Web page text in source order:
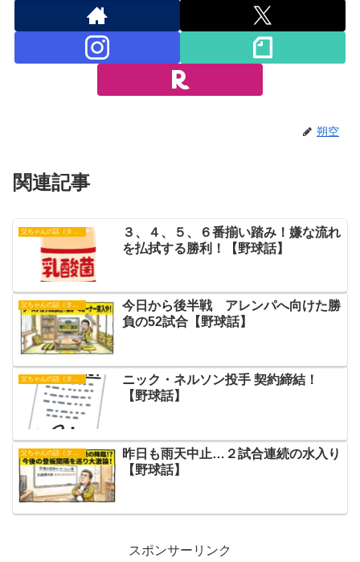
朔空
関連記事
３、４、５、６番揃い踏み！嫌な流れ
を払拭する勝利！【野球話】
父ちゃんの話（タイガース）
今日から後半戦 アレンパへ向けた勝
負の52試合【野球話】
父ちゃんの話（タイガース）
ニック・ネルソン投手 契約締結！
【野球話】
昨日も雨天中止…２試合連続の水入り
【野球話】
スポンサーリンク